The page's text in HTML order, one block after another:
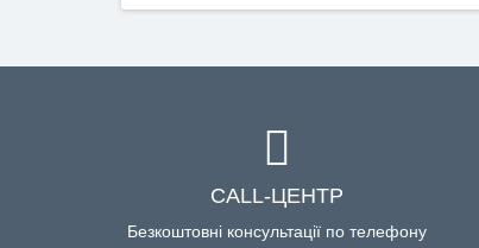
CALL-ЦЕНТР
Безкоштовні консультації по телефону